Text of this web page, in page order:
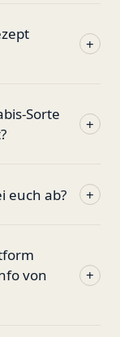
+
Sorte
+
euch ab? +
von
+